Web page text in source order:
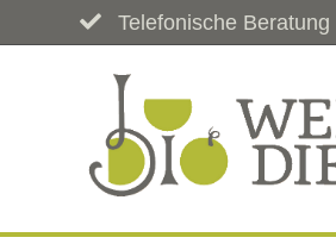
Telefonische Beratung